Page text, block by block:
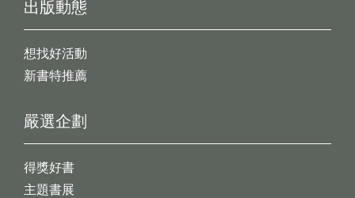
出版動態
想找好活動
新書特推薦
嚴選企劃
得獎好書
主題書展